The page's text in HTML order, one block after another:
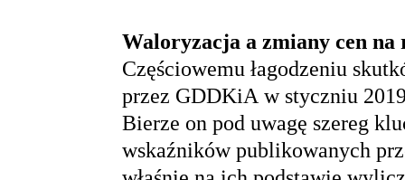
Waloryzacja a zmiany cen
Częściowemu łagodzeniu
przez GDDKiA w styczniu
Bierze on pod uwagę szereg
wskaźników publikowanych